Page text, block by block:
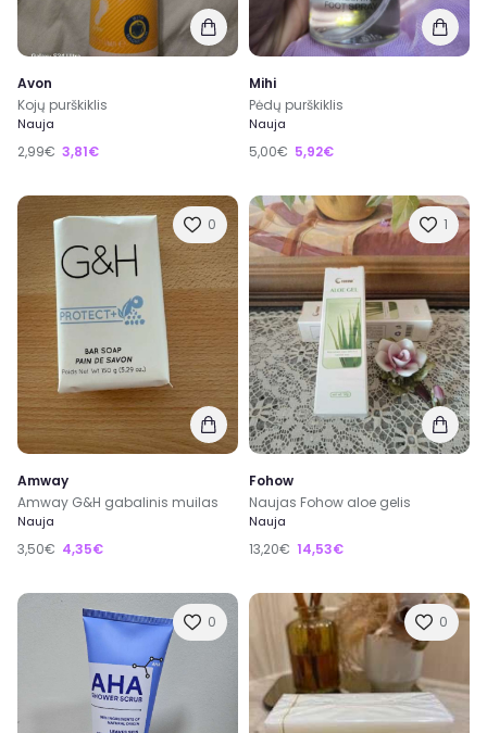
Avon
Kojų purškiklis
Nauja
2,99€ 3,81€
Mihi
Pėdų purškiklis
Nauja
5,00€ 5,92€
0
Amway
Amway G&H gabalinis muilas
Nauja
3,50€ 4,35€
1
Fohow
Naujas Fohow aloe gelis
Nauja
13,20€ 14,53€
0 0